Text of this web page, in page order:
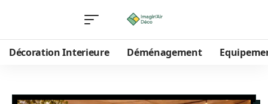
Décoration Interieure Déménagement